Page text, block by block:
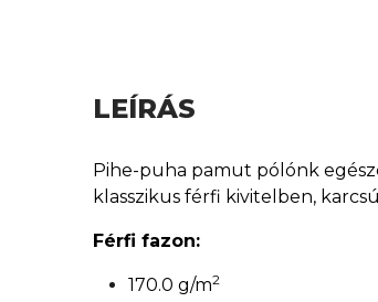
LEÍRÁS
Pihe-puha pamut pólónk
klasszikus férfi kivitelben,
Férfi fazon:
170.0 g/m2